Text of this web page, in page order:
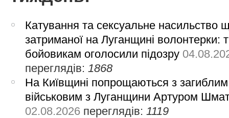
Катування та сексуальне насильство
затриманої на Луганщині волонтерки:
бойовикам оголосили підозру
переглядів: 1868
На Київщині попрощаються з загиблим
військовим з Луганщини Артуром
02.08.2026 переглядів: 1119